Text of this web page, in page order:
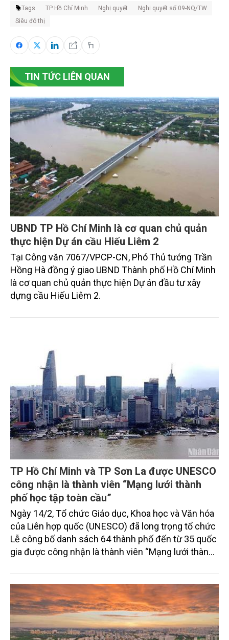
Tags TP Hồ Chí Minh Nghị quyết
Nghị quyết số 09-NQ/TW
Siêu đô thị
TIN TỨC LIÊN QUAN
UBND TP Hồ Chí Minh là cơ quan chủ quản
thực hiện Dự án cầu Hiếu Liêm 2
Tại Công văn 7067/VPCP-CN, Phó Thủ tướng Trần
Hồng Hà đồng ý giao UBND Thành phố Hồ Chí Minh
là cơ quan chủ quản thực hiện Dự án đầu tư xây
dựng cầu Hiếu Liêm 2.
TP Hồ Chí Minh và TP Sơn La được UNESCO
công nhận là thành viên “Mạng lưới thành
phố học tập toàn cầu”
Ngày 14/2, Tổ chức Giáo dục, Khoa học và Văn hóa
của Liên hợp quốc (UNESCO) đã long trọng tổ chức
Lễ công bố danh sách 64 thành phố đến từ 35 quốc
gia được công nhận là thành viên “Mạng lưới thành
Việt Nam gồm Thành phố Hồ Chí Minh và thành phố
Sơn La thuộc tỉnh Sơn La.